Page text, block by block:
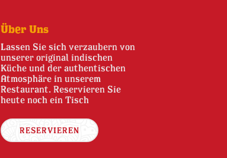
Über Uns
Lassen Sie sich verzaubern von
unserer original indischen
Küche und der authentischen
Atmosphäre in unserem
Restaurant. Reservieren Sie
heute noch ein Tisch
RESERVIEREN